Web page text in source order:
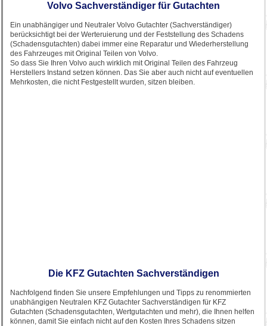
Volvo Sachverständiger für Gutachten
Ein unabhängiger und Neutraler Volvo Gutachter (Sachverständiger)
berücksichtigt bei der Werteruierung und der Feststellung des Schadens
(Schadensgutachten) dabei immer eine Reparatur und Wiederherstellung
des Fahrzeuges mit Original Teilen von Volvo.
So dass Sie Ihren Volvo auch wirklich mit Original Teilen des Fahrzeug
Herstellers Instand setzen können. Das Sie aber auch nicht auf eventuellen
Mehrkosten, die nicht Festgestellt wurden, sitzen bleiben.
Die KFZ Gutachten Sachverständigen
Nachfolgend finden Sie unsere Empfehlungen und Tipps zu renommierten
unabhängigen Neutralen KFZ Gutachter Sachverständigen für KFZ
Gutachten (Schadensgutachten, Wertgutachten und mehr), die Ihnen helfen
können, damit Sie einfach nicht auf den Kosten Ihres Schadens sitzen